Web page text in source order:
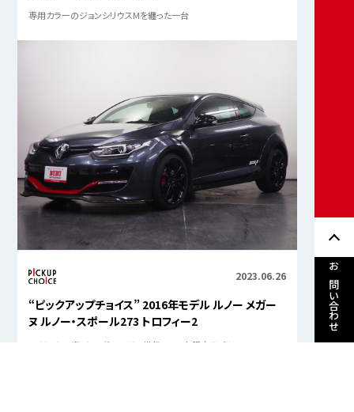
お問い合わせ
専用カラーのジョンシリウスMを纏った一台
2023.06.26
“ピックアップチョイス” 2016年モデル ルノー メガー
ヌ ルノー・スポール273 トロフィー2
2.0リッター直4ターボエンジン搭載の150台限定モデル